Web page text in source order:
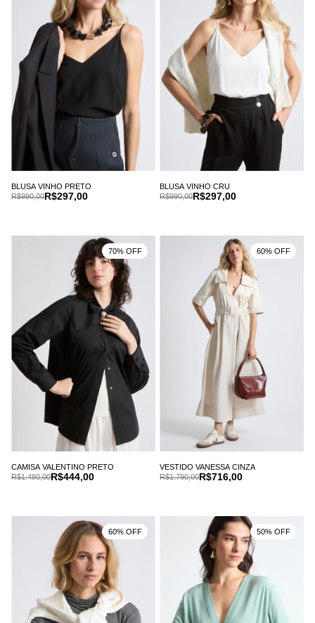
BLUSA VINHO PRETO
R$297,00
R$990,00
BLUSA VINHO CRU
R$297,00
R$990,00
CAMISA VALENTINO PRETO
R$444,00
R$1.480,00
70% OFF
VESTIDO VANESSA CINZA
R$716,00
R$1.790,00
60% OFF
60% OFF 50% OFF